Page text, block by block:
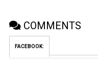
COMMENTS
FACEBOOK: